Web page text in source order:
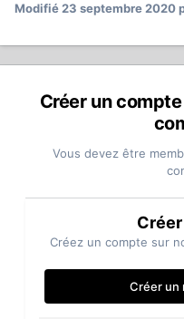
Modifié23 septembre 2020
Créer un
Vous devez être
Créez un compte sur
Créer un